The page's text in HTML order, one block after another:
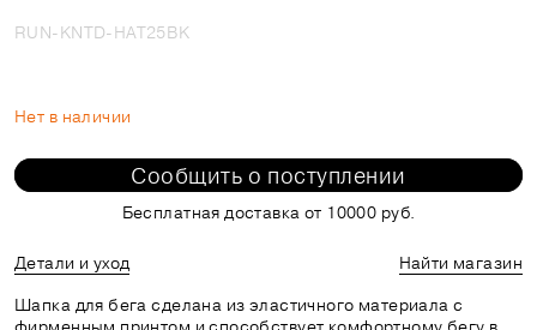
RUN-KNTD-HAT25BK
Нет в наличии
Сообщить о поступлении
Бесплатная доставка от 10000 руб.
Детали и уход
Найти магазин
Шапка для бега сделана из эластичного материала с